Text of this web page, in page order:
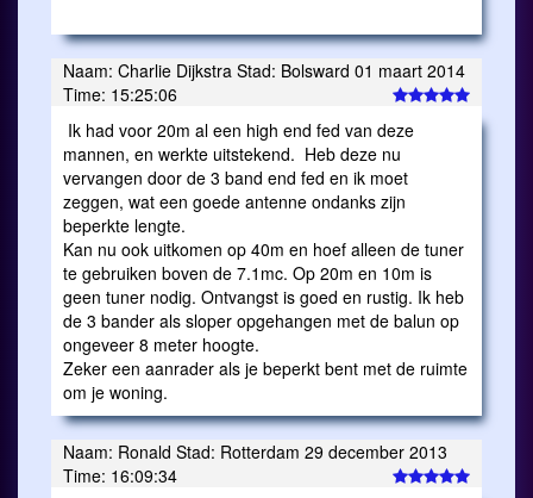
Naam: Charlie Dijkstra Stad: Bolsward 01 maart 2014
Time: 15:25:06
Ik had voor 20m al een high end fed van deze
mannen, en werkte uitstekend. Heb deze nu
vervangen door de 3 band end fed en ik moet
zeggen, wat een goede antenne ondanks zijn
beperkte lengte.
Kan nu ook uitkomen op 40m en hoef alleen de tuner
te gebruiken boven de 7.1mc. Op 20m en 10m is
geen tuner nodig. Ontvangst is goed en rustig. Ik heb
de 3 bander als sloper opgehangen met de balun op
ongeveer 8 meter hoogte.
Zeker een aanrader als je beperkt bent met de ruimte
om je woning.
Naam: Ronald Stad: Rotterdam 29 december 2013
Time: 16:09:34